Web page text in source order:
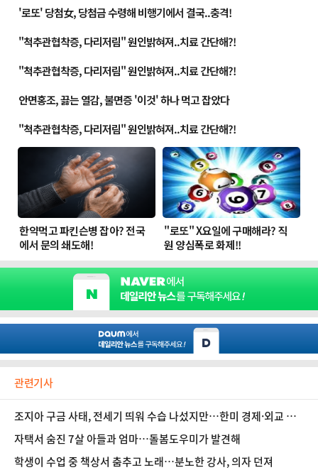
관련기사
조지아 구금 사태, 전세기 띄워 수습 나섰지만…한미 경제·외교 시
험대에
자택서 숨진 7살 아들과 엄마…돌봄도우미가 발견해
학생이 수업 중 책상서 춤추고 노래…분노한 강사, 의자 던져